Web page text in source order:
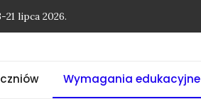
21 lipca 2026.
Wymagania edukacyjne